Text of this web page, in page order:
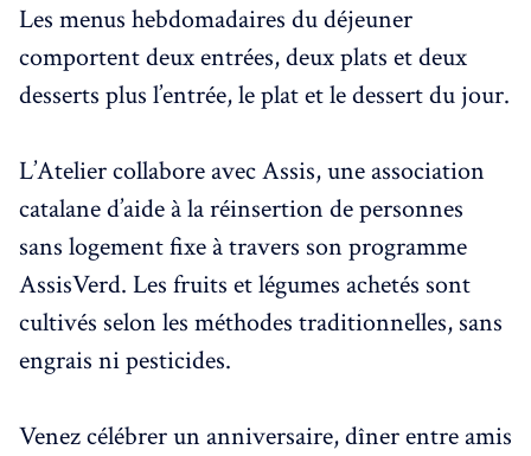
Les menus hebdomadaires du déjeuner
comportent deux entrées, deux plats et deux
desserts plus l’entrée, le plat et le dessert du jour.
L’Atelier collabore avec Assis, une association
catalane d’aide à la réinsertion de personnes
sans logement fixe à travers son programme
AssisVerd. Les fruits et légumes achetés sont
cultivés selon les méthodes traditionnelles, sans
engrais ni pesticides.
Venez célébrer un anniversaire, dîner entre amis